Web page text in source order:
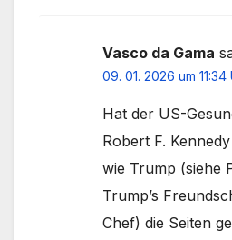
Vasco da Gama
09. 01. 2026 um 11:34
Hat der US-
Robert F.
wie Trump (siehe
Trump’s
Chef) die Seiten